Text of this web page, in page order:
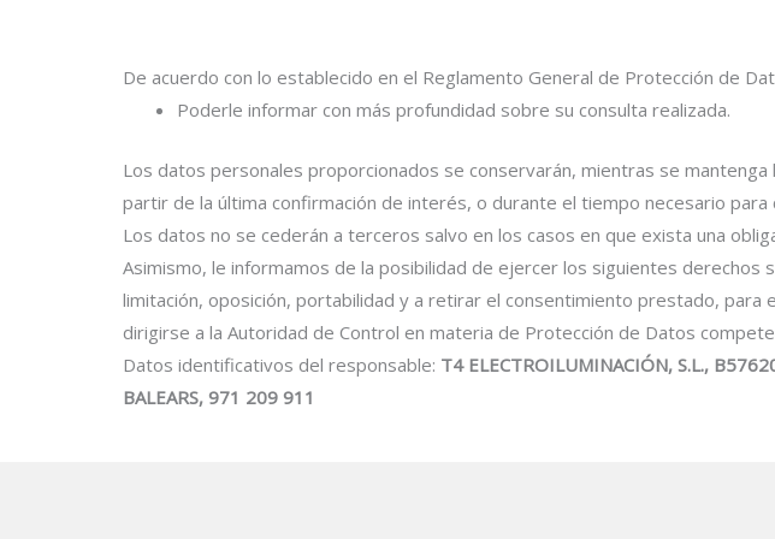
De acuerdo con lo establecido en el Reglamento General de Protección de
Poderle informar con más profundidad sobre su consulta realizada.
Los datos personales proporcionados se conservarán, mientras se
partir de la última confirmación de interés, o durante el tiempo necesario
Los datos no se cederán a terceros salvo en los casos en que exista una
Asimismo, le informamos de la posibilidad de ejercer los siguientes
limitación, oposición, portabilidad y a retirar el consentimiento prestado, para
dirigirse a la Autoridad de Control en materia de Protección de Datos
Datos identificativos del responsable: T4 ELECTROILUMINACIÓN, S.L.,
BALEARS, 971 209 911